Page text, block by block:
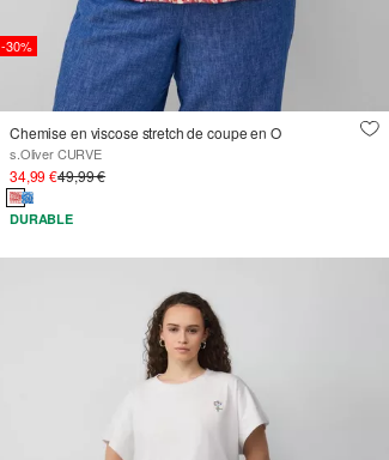
-30%
Chemise en viscose stretch de coupe en O
s.Oliver CURVE
34,99 €49,99 €
DURABLE